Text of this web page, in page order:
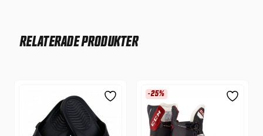
RELATERADE PRODUKTER
-25%